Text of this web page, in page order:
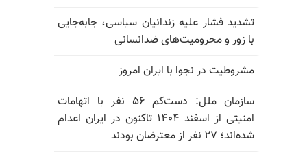
تشدید فشار علیه زندانیان سیاسی، جابه‌جایی
با زور و محرومیت‌های ضدانسانی
مشروطیت در نجوا با ایران امروز
سازمان ملل: دست‌کم ۵۶ نفر با اتهامات
امنیتی از اسفند ۱۴۰۴ تاکنون در ایران اعدام
شده‌اند؛ ۲۷ نفر از معترضان بودند